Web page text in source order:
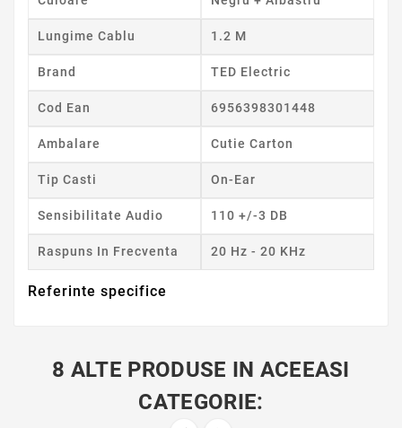
Lungime Cablu 1.2 M
Brand TED Electric
Cod Ean 6956398301448
Ambalare Cutie Carton
Tip Casti On-Ear
Sensibilitate Audio 110 +/-3 DB
Raspuns In Frecventa 20 Hz - 20 KHz
Referinte specifice
8 ALTE PRODUSE IN ACEEASI
CATEGORIE: